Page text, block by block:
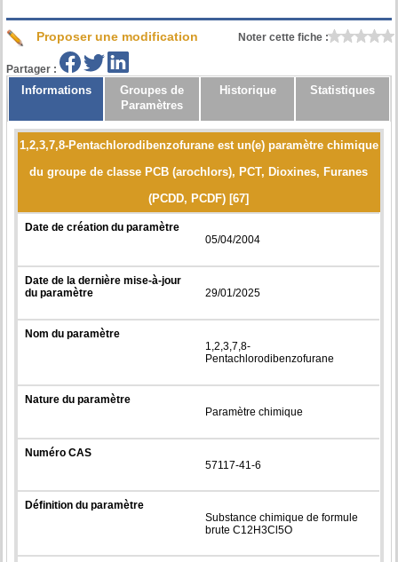
Proposer une modification Noter cette fiche :
Partager :
Informations
Groupes de
Paramètres
Historique Statistiques
1,2,3,7,8-Pentachlorodibenzofurane est un(e) paramètre chimique
du groupe de classe PCB (arochlors), PCT, Dioxines, Furanes
(PCDD, PCDF) [67]
Date de création du paramètre
05/04/2004
Date de la dernière mise-à-jour
du paramètre
29/01/2025
Nom du paramètre
1,2,3,7,8-
Pentachlorodibenzofurane
Nature du paramètre
Paramètre chimique
Numéro CAS
57117-41-6
Définition du paramètre
Substance chimique de formule
brute C12H3Cl5O